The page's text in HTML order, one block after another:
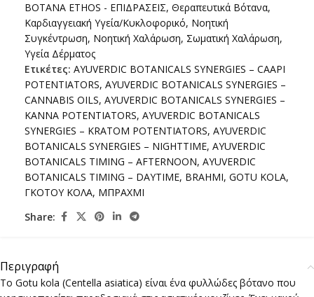
ΒΟΤΑΝΑ ETHOS - ΕΠΙΔΡΑΣΕΙΣ, Θεραπευτικά Βότανα,
Καρδιαγγειακή Υγεία/Κυκλοφορικό, Νοητική
Συγκέντρωση, Νοητική Χαλάρωση, Σωματική Χαλάρωση,
Υγεία Δέρματος
Ετικέτες: AYUVERDIC BOTANICALS SYNERGIES – CAAPI
POTENTIATORS, AYUVERDIC BOTANICALS SYNERGIES –
CANNABIS OILS, AYUVERDIC BOTANICALS SYNERGIES –
KANNA POTENTIATORS, AYUVERDIC BOTANICALS
SYNERGIES – KRATOM POTENTIATORS, AYUVERDIC
BOTANICALS SYNERGIES – NIGHTTIME, AYUVERDIC
BOTANICALS TIMING – AFTERNOON, AYUVERDIC
BOTANICALS TIMING – DAYTIME, BRAHMI, GOTU KOLA,
ΓΚΟΤΟΥ ΚΟΛΑ, ΜΠΡΑΧΜΙ
Share:
Περιγραφή
Το Gotu kola (Centella asiatica) είναι ένα φυλλώδες βότανο που